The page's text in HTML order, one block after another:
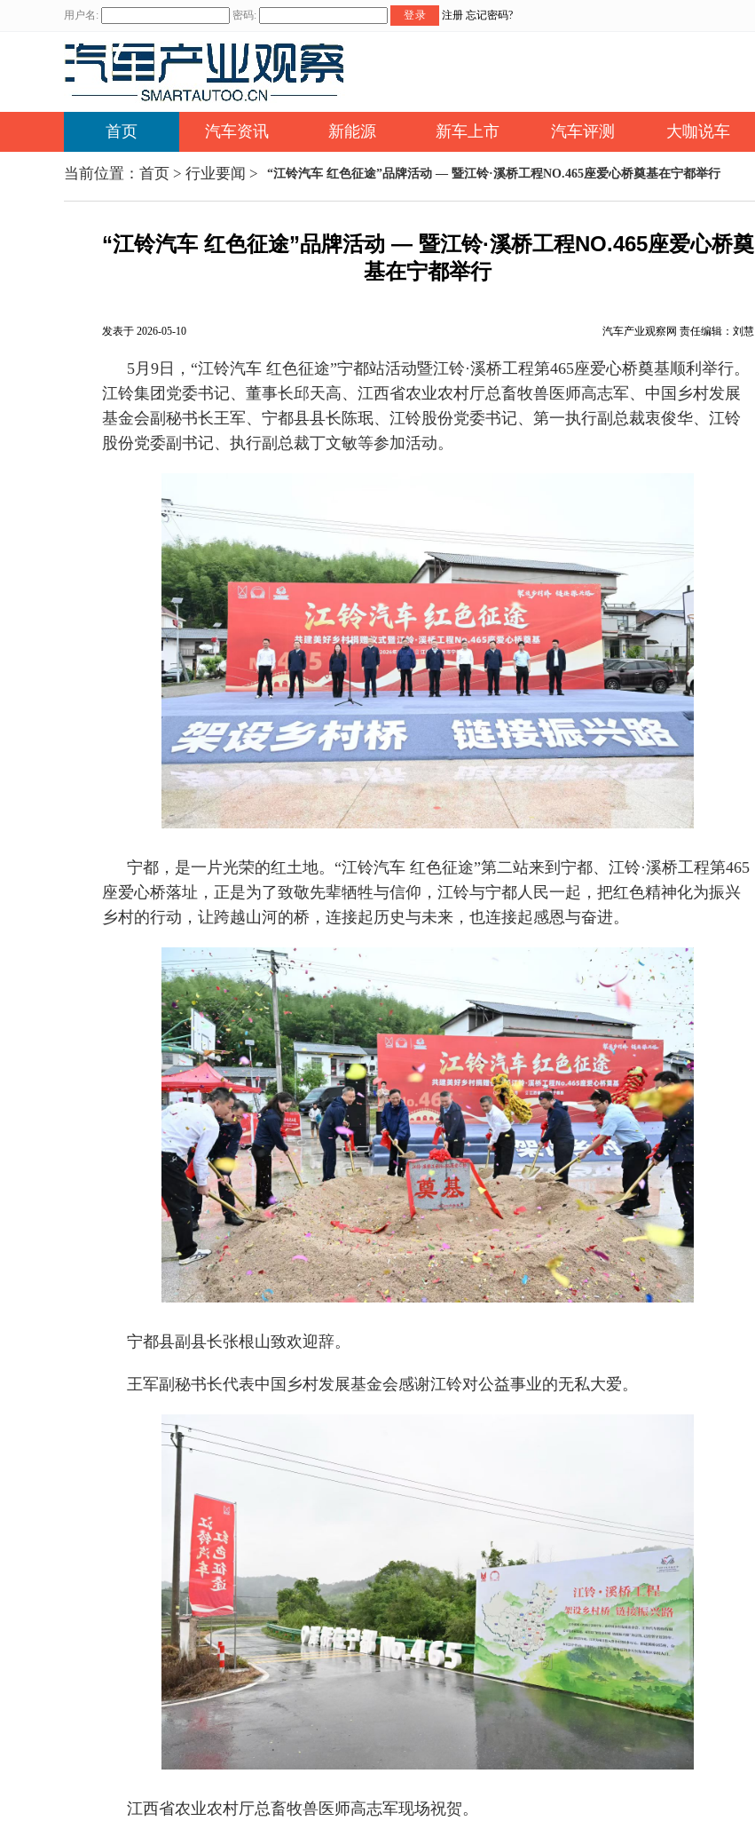
用户名: 密码: 登录 注册 忘记密码?
首页 汽车资讯 新能源 新车上市 汽车评测 大咖说车
当前位置： 首页 > 行业要闻 > “江铃汽车 红色征途”品牌活动 — 暨江铃·溪桥工程NO.465座爱心桥奠基在宁都举行
“江铃汽车 红色征途”品牌活动 — 暨江铃·溪桥工程NO.465座爱心桥奠
基在宁都举行
发表于 2026-05-10 汽车产业观察网 责任编辑：刘慧
5月9日，“江铃汽车 红色征途”宁都站活动暨江铃·溪桥工程第465座爱心桥奠基顺利举行。
江铃集团党委书记、董事长邱天高、江西省农业农村厅总畜牧兽医师高志军、中国乡村发展
基金会副秘书长王军、宁都县县长陈珉、江铃股份党委书记、第一执行副总裁衷俊华、江铃
股份党委副书记、执行副总裁丁文敏等参加活动。
宁都，是一片光荣的红土地。“江铃汽车 红色征途”第二站来到宁都、江铃·溪桥工程第465
座爱心桥落址，正是为了致敬先辈牺牲与信仰，江铃与宁都人民一起，把红色精神化为振兴
乡村的行动，让跨越山河的桥，连接起历史与未来，也连接起感恩与奋进。
宁都县副县长张根山致欢迎辞。
王军副秘书长代表中国乡村发展基金会感谢江铃对公益事业的无私大爱。
江西省农业农村厅总畜牧兽医师高志军现场祝贺。